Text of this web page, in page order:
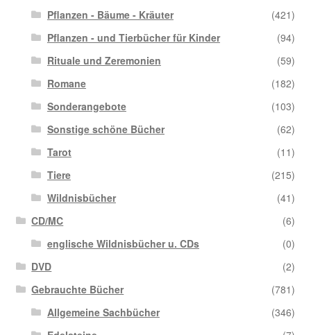
Pflanzen - Bäume - Kräuter
(421)
Pflanzen - und Tierbücher für Kinder
(94)
Rituale und Zeremonien
(59)
Romane
(182)
Sonderangebote
(103)
Sonstige schöne Bücher
(62)
Tarot
(11)
Tiere
(215)
Wildnisbücher
(41)
CD/MC
(6)
englische Wildnisbücher u. CDs
(0)
DVD
(2)
Gebrauchte Bücher
(781)
Allgemeine Sachbücher
(346)